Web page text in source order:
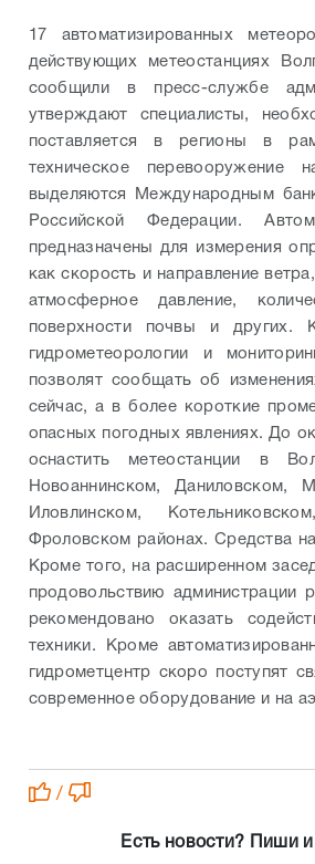
17 автоматизированных
действующих метеостанциях
сообщили в пресс-службе
утверждают специалисты,
поставляется в регионы в
техническое перевооружение
выделяются Международным
Российской Федерации.
предназначены для измерения
как скорость и направление
атмосферное давление,
поверхности почвы и других.
гидрометеорологии и
позволят сообщать об
сейчас, а в более короткие
опасных погодных явлениях.До
оснастить метеостанции в
Новоаннинском, Даниловском,
Иловлинском,
Фроловском районах. Средства
Кроме того, на расширенном
продовольствию администрации
рекомендовано оказать
техники.
Кроме
гидрометцентр скоро поступят
современное оборудование и на
/
Есть новости? Пиши